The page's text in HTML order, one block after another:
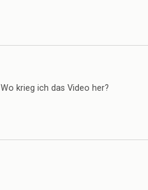
Wo krieg ich das Video her?